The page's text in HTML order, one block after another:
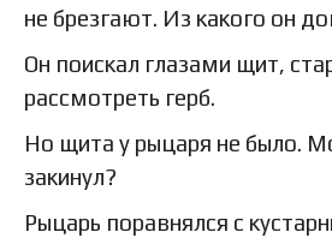
не брезгают. Из какого он
Он поискал глазами щит,
рассмотреть герб.
Но щита у рыцаря не было.
закинул?
Рыцарь поравнялся с